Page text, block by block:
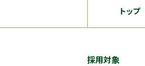
トップ
採用対象